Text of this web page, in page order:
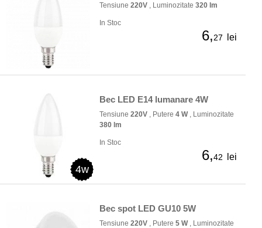
Tensiune 220V , Luminozitate 320 lm
In Stoc
6,27 lei
4w
Bec LED E14 lumanare 4W
Tensiune 220V , Putere 4 W, Luminozitate
380 lm
In Stoc
6,42 lei
Bec spot LED GU10 5W
Tensiune 220V , Putere 5 W, Luminozitate